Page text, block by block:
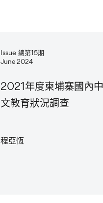
Issue 總第15期
June 2024
2021年度柬埔寨國內中
文教育狀況調查
程亞恆